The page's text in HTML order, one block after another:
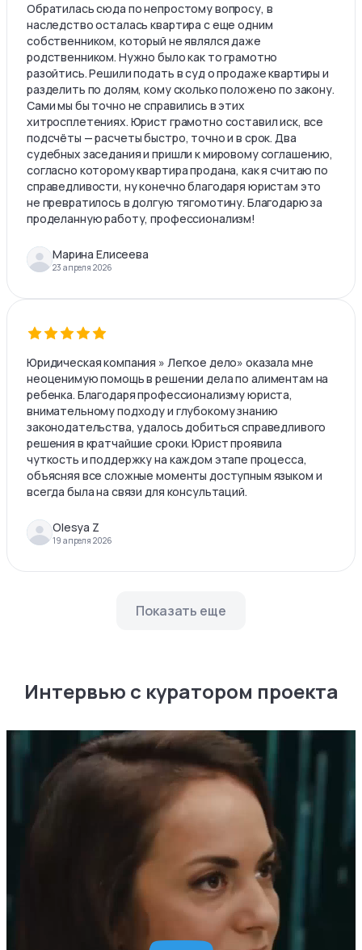
Обратилась сюда по непростому вопросу, в
наследство осталась квартира с еще одним
собственником, который не являлся даже
родственником. Нужно было как то грамотно
разойтись. Решили подать в суд о продаже квартиры и
разделить по долям, кому сколько положено по закону.
Сами мы бы точно не справились в этих
хитросплетениях. Юрист грамотно составил иск, все
подсчёты — расчеты быстро, точно и в срок. Два
судебных заседания и пришли к мировому соглашению,
согласно которому квартира продана, как я считаю по
справедливости, ну конечно благодаря юристам это
не превратилось в долгую тягомотину. Благодарю за
проделанную работу, профессионализм!
Марина Елисеева
23 апреля 2026
Юридическая компания » Легкое дело» оказала мне
неоценимую помощь в решении дела по алиментам на
ребенка. Благодаря профессионализму юриста,
внимательному подходу и глубокому знанию
законодательства, удалось добиться справедливого
решения в кратчайшие сроки. Юрист проявила
чуткость и поддержку на каждом этапе процесса,
объясняя все сложные моменты доступным языком и
всегда была на связи для консультаций.
Olesya Z
19 апреля 2026
Показать еще
Интервью с куратором проекта